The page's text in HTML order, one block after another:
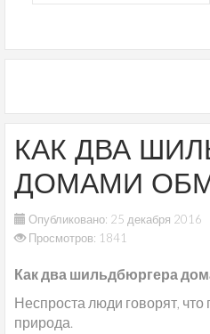
КАК ДВА
ДОМАМИ
Опубликовано: 25 декабря 2016
Просмотров: 1841
Как два шильдбюргера
Неспроста люди говорят,
природа.